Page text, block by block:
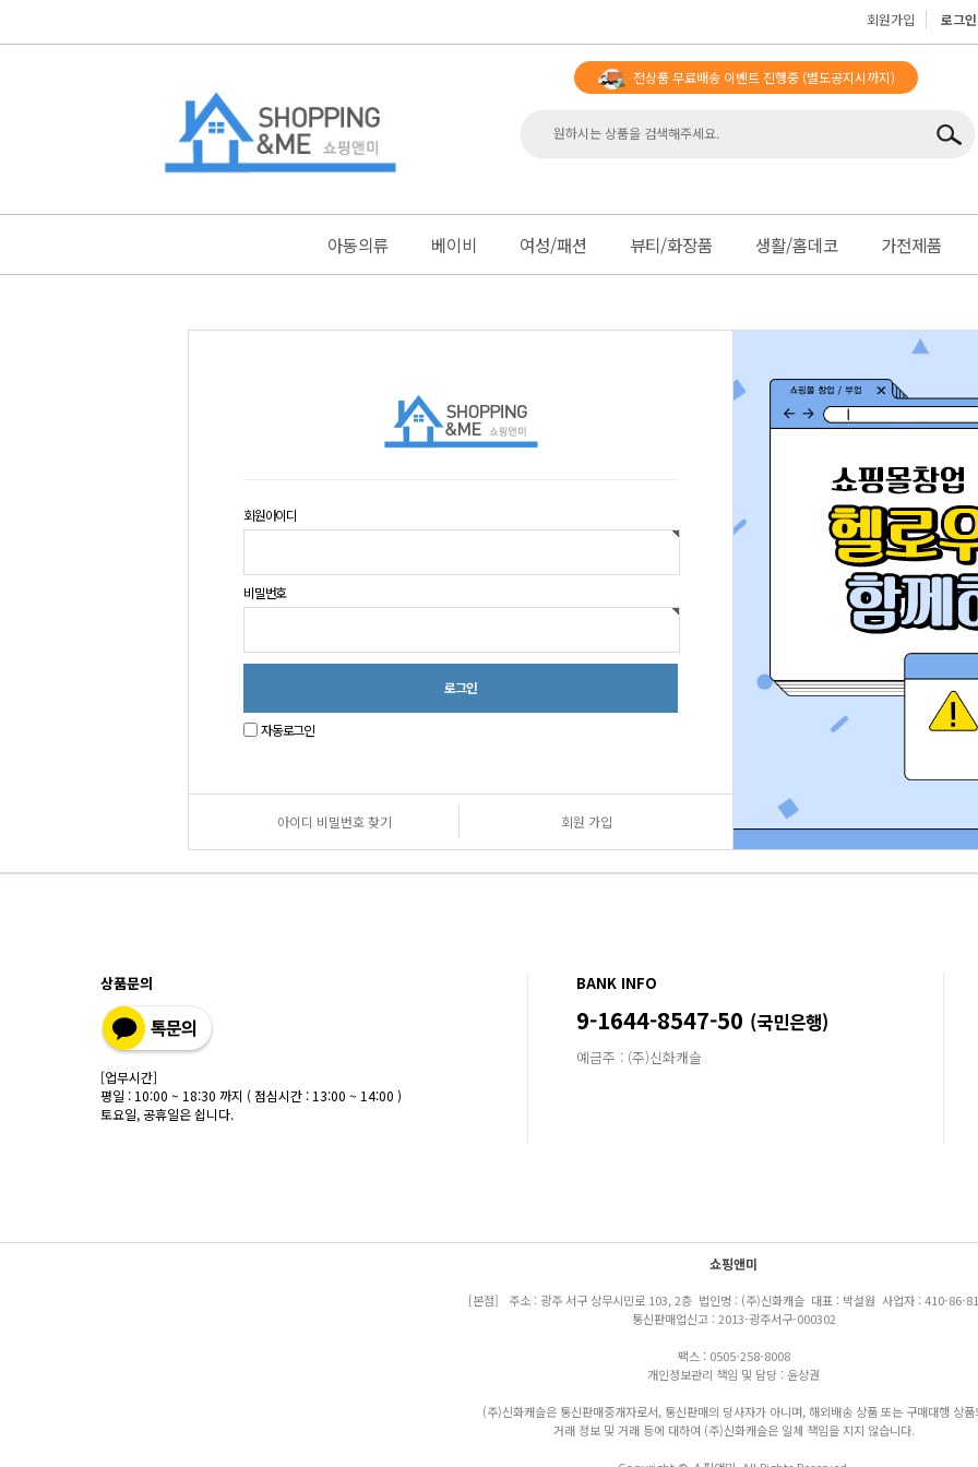
회원가입 로그인
전상품 무료배송 이벤트 진행중 (별도공지시까지)
아동의류 베이비 여성/패션 뷰티/화장품 생활/홈데코 가전제품
맨
회원아이디
비밀번호
자동로그인
로
그
아이디 비밀번호 찾기 회원 가입
상품문의
[업무시간]
평일 : 10:00 ~ 18:30 까지 ( 점심시간 : 13:00 ~ 14:00 )
토요일, 공휴일은 쉽니다.
BANK INFO
9-1644-8547-50 (국민은행)
예금주 : (주)신화캐슬
쇼핑앤미
[본점] 주소 : 광주 서구 상무시민로 103, 2층 법인명 : (주)신화캐슬 대표 : 박설원 사업자 : 410-86-
통신판매업신고 : 2013-광주서구-000302
팩스 : 0505-258-8008
개인정보관리 책임 및 담당 : 윤상권
(주)신화캐슬은 통신판매중개자로서, 통신판매의 당사자가 아니며, 해외배송 상품 또는 구매대행 상품
거래 정보 및 거래 등에 대하여 (주)신화캐슬은 일체 책임을 지지 않습니다.